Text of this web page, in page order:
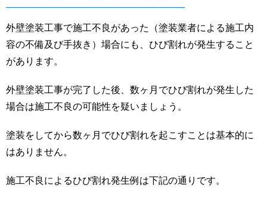
外壁塗装工事で施工不良があった（塗装業者による施工内
容の不備及び手抜き）場合にも、ひび割れが発生すること
があります。
外壁塗装工事が完了した後、数ヶ月でひび割れが発生した
場合は施工不良の可能性を疑いましょう。
塗装をしてから数ヶ月でひび割れを起こすことは基本的に
はありません。
施工不良によるひび割れ発生例は下記の通りです。